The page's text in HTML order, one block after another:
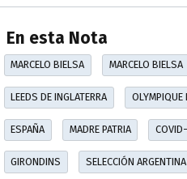
En esta Nota
MARCELO BIELSA MARCELO BIELSA
LEEDS DE INGLATERRA OLYMPIQUE
ESPAÑA MADRE PATRIA
GIRONDINS SELECCIÓN ARGENTINA